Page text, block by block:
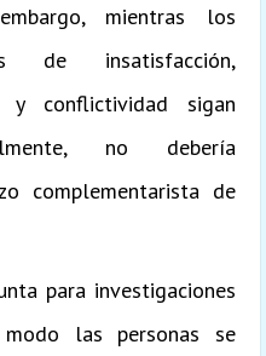
mientras los
de insatisfacción,
y conflictividad sigan
no debería
complementarista de
para investigaciones
las personas se